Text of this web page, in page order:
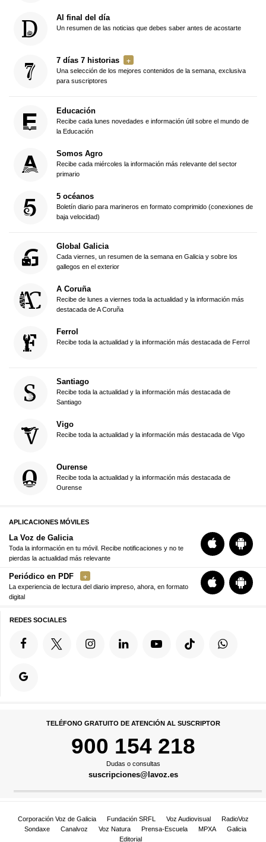
Al final del día
Un resumen de las noticias que debes saber antes de acostarte
7 días 7 historias
Una selección de los mejores contenidos de la semana, exclusiva
para suscriptores
Educación
Recibe cada lunes novedades e información útil sobre el mundo de
la Educación
Somos Agro
Recibe cada miércoles la información más relevante del sector
primario
5 océanos
Boletín diario para marineros en formato comprimido (conexiones de
baja velocidad)
Global Galicia
Cada viernes, un resumen de la semana en Galicia y sobre los
gallegos en el exterior
A Coruña
Recibe de lunes a viernes toda la actualidad y la información más
destacada de A Coruña
Ferrol
Recibe toda la actualidad y la información más destacada de Ferrol
Santiago
Recibe toda la actualidad y la información más destacada de
Santiago
Vigo
Recibe toda la actualidad y la información más destacada de Vigo
Ourense
Recibe toda la actualidad y la información más destacada de
Ourense
APLICACIONES MÓVILES
La Voz de Galicia
Toda la información en tu móvil. Recibe notificaciones y no te
pierdas la actualidad más relevante
Periódico en PDF
La experiencia de lectura del diario impreso, ahora, en formato
digital
REDES SOCIALES
TELÉFONO GRATUITO DE ATENCIÓN AL SUSCRIPTOR
900 154 218
Dudas o consultas
suscripciones@lavoz.es
Corporación Voz de Galicia Fundación SRFL Voz Audiovisual
RadioVoz
Sondaxe
Canalvoz Voz Natura Prensa-Escuela MPXA
Galicia
Editorial